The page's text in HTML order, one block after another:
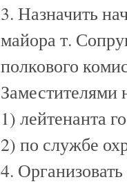
3. Назначить
майора т.
полкового
Заместителями
1) лейтенанта
2) по службе
4.